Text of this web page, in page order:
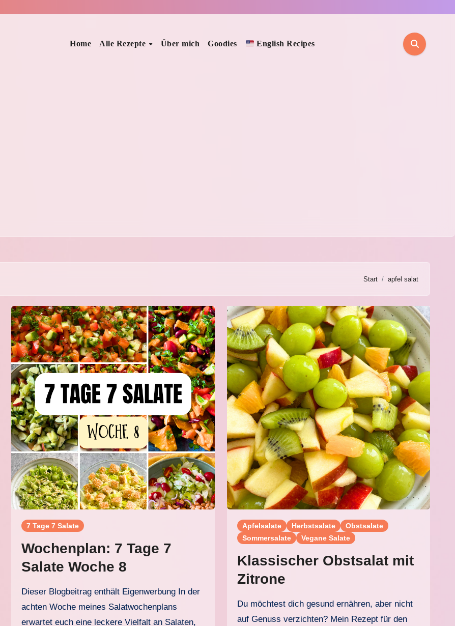
Home Alle Rezepte Über mich Goodies English Recipes
Start apfel salat
7 Tage 7 Salate
Wochenplan: 7 Tage 7
Salate Woche 8
Dieser Blogbeitrag enthält Eigenwerbung In der
achten Woche meines Salatwochenplans
erwartet euch eine leckere Vielfalt an Salaten,
Apfelsalate Herbstsalate
Obstsalate
Sommersalate
Vegane Salate
Klassischer Obstsalat mit
Zitrone
Du möchtest dich gesund ernähren, aber nicht
auf Genuss verzichten? Mein Rezept für den